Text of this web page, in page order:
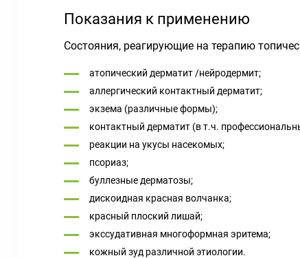
Показания к применению
Состояния, реагирующие на терапию
атопический дерматит /нейродермит;
аллергический контактный дерматит;
экзема (различные формы);
контактный дерматит (в т.ч.
реакции на укусы насекомых;
псориаз;
буллезные дерматозы;
дискоидная красная волчанка;
красный плоский лишай;
экссудативная многоформная эритема;
кожный зуд различной этиологии.